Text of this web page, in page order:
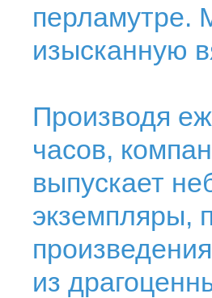
перламутре.
изысканную
Производя
часов,
выпускает
экземпляры,
из